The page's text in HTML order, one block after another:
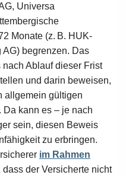
Universa
Monate (z. B. HUK-
begrenzen. Das
Ablauf dieser Frist
und darin beweisen,
allgemein gültigen
kann es – je nach
sein, diesen Beweis
zu erbringen.
im Rahmen
dass der Versicherte nicht